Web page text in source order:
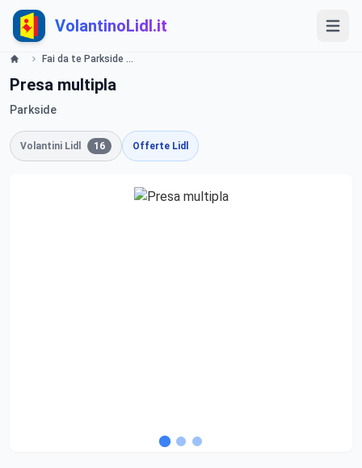
VolantinoLidl.it
Fai da te Parkside Arnold Schwarzenegger Lidl
Presa multipla
Parkside
Volantini Lidl 16 Offerte Lidl